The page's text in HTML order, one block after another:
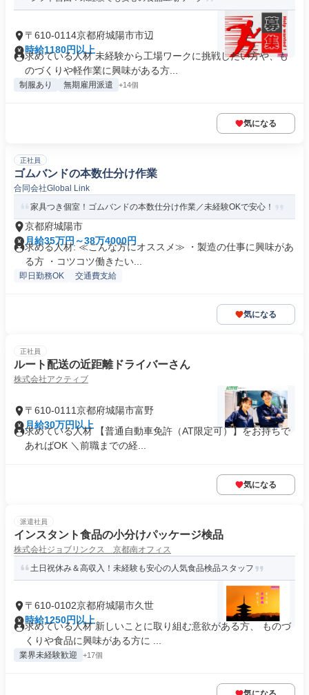
〒610-0114京都府城陽市市辺
時給1180円以上
求めている人材 未経験から工場ワークに挑戦したい方や、も
のづくりや軽作業に興味がある方...
制服あり 無期雇用派遣 +14個
気になる
正社員
ゴムバンドの本数仕分け作業
合同会社Global Link
家具つき個室！ゴムバンドの本数仕分け作業／未経験OKで安心！
京都府城陽市
月給35万円～38万4000円
求める人材: ≪こんな方にオススメ≫ ・製造の仕事に興味があ
る方 ・コツコツ働きたい...
即日勤務OK 交通費支給
気になる
正社員
ルート配送の近距離ドライバーさん
株式会社アクティブ
〒610-0111京都府城陽市富野
月給30万円以上
求めている人材 【普通自動車免許（AT限定可）】をお持ちで
あればOK ＼前職までの経...
気になる
派遣社員
インスタント食品の小分けパッケージ検品
株式会社ジョブリンクス 京都南オフィス
土日祝休み＆高収入！未経験も安心の人気食品検品スタッフ
〒610-0102京都府城陽市久世
時給1250円以上
求めている人材 新しいことに取り組む意欲がある方、 ものづ
くりや食品に興味がある方に ...
業界未経験歓迎 +17個